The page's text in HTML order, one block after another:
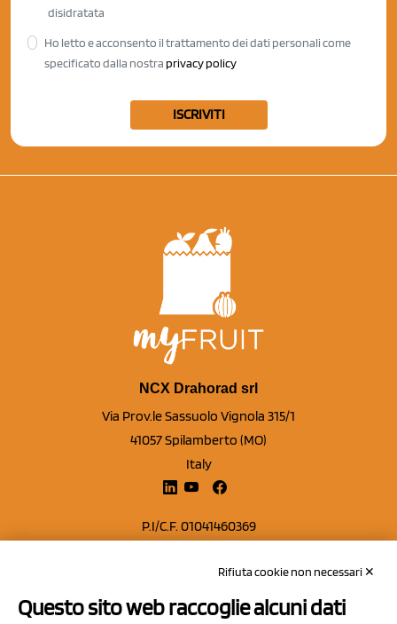
disidratata
Ho letto e acconsento il trattamento dei dati personali come
specificato dalla nostra privacy policy
ISCRIVITI
NCX Drahorad srl
Via Prov.le Sassuolo Vignola 315/1
41057 Spilamberto (MO)
Italy
P.I/C.F. 01041460369
Capitale sociale Euro 50.000,00 i.v.Rifiuta cookie non necessari ✕
Questo sito web raccoglie alcuni dati